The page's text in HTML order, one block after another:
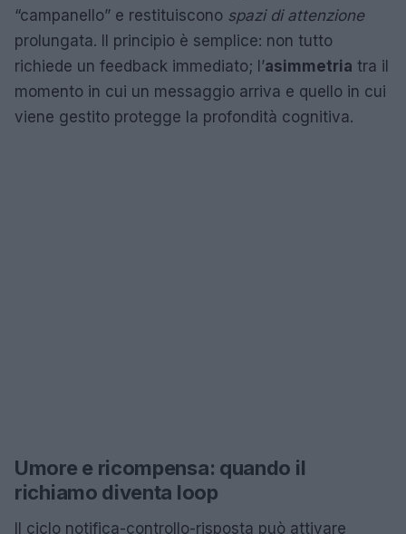
“campanello” e restituiscono spazi di attenzione
prolungata. Il principio è semplice: non tutto
richiede un feedback immediato; l’asimmetria tra il
momento in cui un messaggio arriva e quello in cui
viene gestito protegge la profondità cognitiva.
Umore e ricompensa: quando il
richiamo diventa loop
Il ciclo notifica-controllo-risposta può attivare